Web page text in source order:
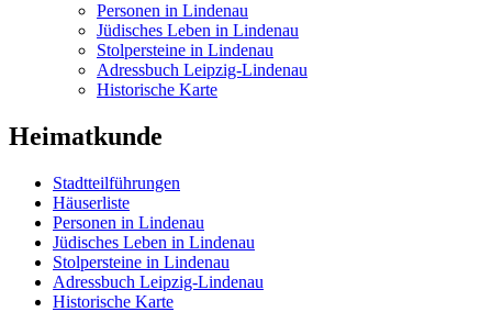
Personen in Lindenau
Jüdisches Leben in Lindenau
Stolpersteine in Lindenau
Adressbuch Leipzig-Lindenau
Historische Karte
Heimatkunde
Stadtteilführungen
Häuserliste
Personen in Lindenau
Jüdisches Leben in Lindenau
Stolpersteine in Lindenau
Adressbuch Leipzig-Lindenau
Historische Karte